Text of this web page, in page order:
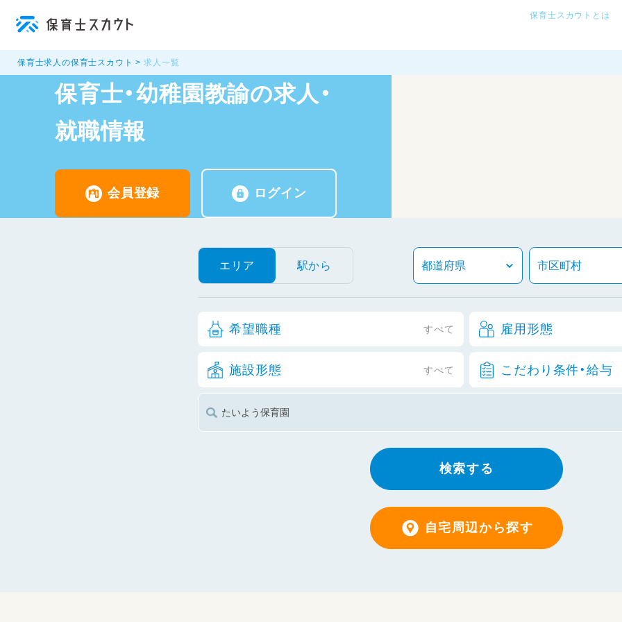
保育士スカウトとは
保育士求人の保育士スカウト 求人一覧
保育士・幼稚園教諭の求人・
就職情報
会員登録 ログイン
エリア 駅から
希望職種 すべて 雇用形態
施設形態 すべて こだわり条件・給与
検索する
自宅周辺から探す